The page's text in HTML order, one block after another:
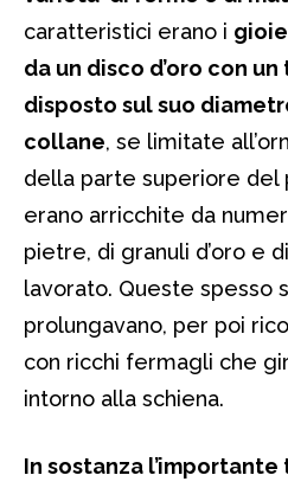
caratteristici erano i
da un disco d’oro con
disposto sul suo
collane, se limitate
della parte superiore del
erano arricchite da
pietre, di granuli d’oro e
lavorato. Queste spesso
prolungavano, per poi
con ricchi fermagli che
intorno alla schiena.
In sostanza